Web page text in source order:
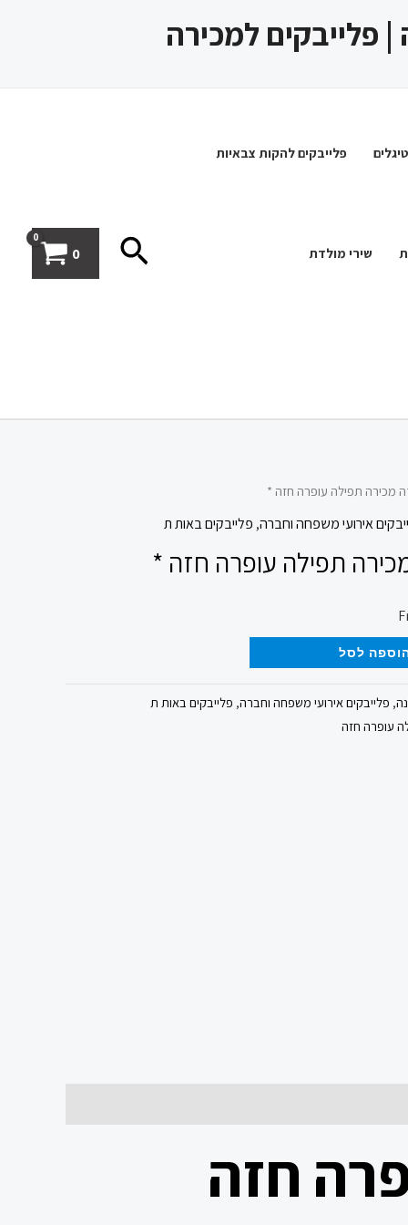
| פלייבקים למכירה
פלייבקים להקות צבאיות
שירי מולדת חיפוש0
מכירה תפילה עופרה חזה *
אירועי משפחה וחברה, פלייבקים באות ת
תפילה עופרה חזה *
לסל
, פלייבקים אירועי משפחה וחברה, פלייבקים באות ת
עופרה חזה
חזה